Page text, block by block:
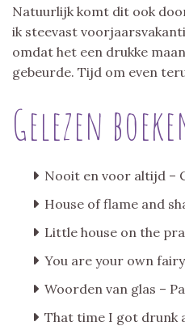
Natuurlijk komt dit ook
ik steevast
omdat het een drukke
gebeurde. Tijd om even
Gelezen
Nooit en voor altijd –
House of flame and
Little house on the
You are your own
Woorden van glas –
That time I got drunk